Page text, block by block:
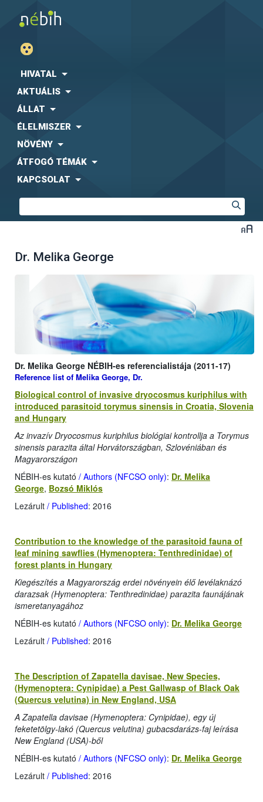
HIVATAL
AKTUÁLIS
ÁLLAT
ÉLELMISZER
NÖVÉNY
ÁTFOGÓ TÉMÁK
KAPCSOLAT
Dr. Melika George
Dr. Melika George NÉBIH-es referencialistája (2011-17)
Reference list of Melika George, Dr.
Biological control of invasive dryocosmus kuriphilus with
introduced parasitoid torymus sinensis in Croatia, Slovenia
and Hungary
Az invazív Dryocosmus kuriphilus biológiai kontrollja a Torymus
sinensis parazita által Horvátországban, Szlovéniában és
Magyarországon
NÉBIH-es kutató / Authors (NFCSO only): Dr. Melika
George, Bozsó Miklós
Lezárult / Published: 2016
Contribution to the knowledge of the parasitoid fauna of
leaf mining sawflies (Hymenoptera: Tenthredinidae) of
forest plants in Hungary
Kiegészítés a Magyarország erdei növényein élő levélaknázó
darazsak (Hymenoptera: Tenthredinidae) parazita faunájának
ismeretanyagához
NÉBIH-es kutató / Authors (NFCSO only): Dr. Melika George
Lezárult / Published: 2016
The Description of Zapatella davisae, New Species,
(Hymenoptera: Cynipidae) a Pest Gallwasp of Black Oak
(Quercus velutina) in New England, USA
A Zapatella davisae (Hymenoptera: Cynipidae), egy új
feketetölgy-lakó (Quercus velutina) gubacsdarázs-faj leírása
New England (USA)-ből
NÉBIH-es kutató / Authors (NFCSO only): Dr. Melika George
Lezárult / Published: 2016